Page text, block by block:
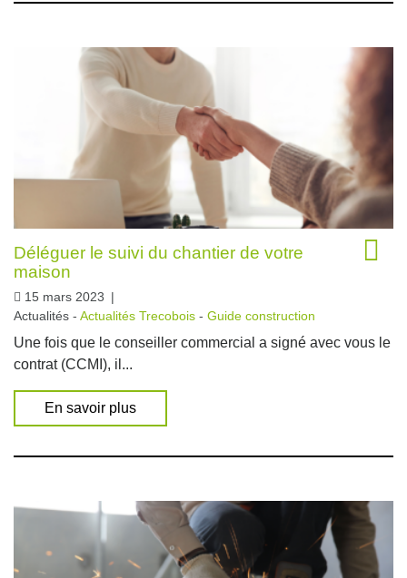
Déléguer le suivi du chantier de votre
maison
15 mars 2023 |
Actualités - Actualités Trecobois - Guide construction
Une fois que le conseiller commercial a signé avec vous le
contrat (CCMI), il...
En savoir plus